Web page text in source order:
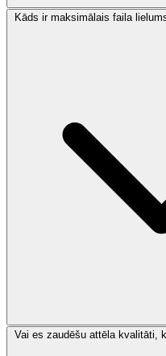
Kāds ir maksimālais faila
Vai es zaudēšu attēla kvalitāti,